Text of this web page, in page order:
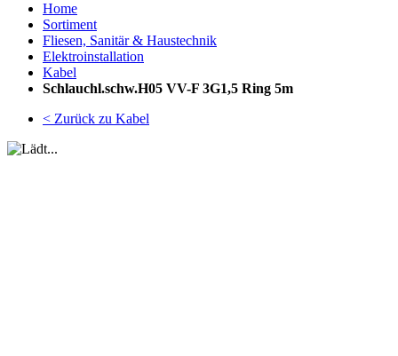
Home
Sortiment
Fliesen, Sanitär & Haustechnik
Elektroinstallation
Kabel
Schlauchl.schw.H05 VV-F 3G1,5 Ring 5m
< Zurück zu Kabel